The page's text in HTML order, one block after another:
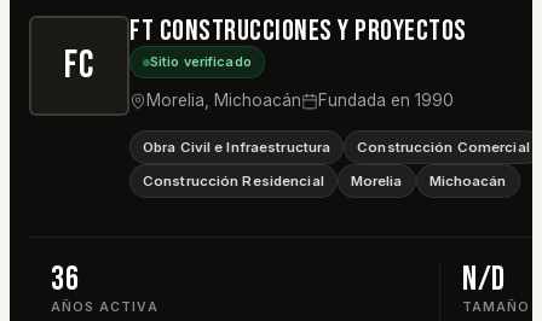
FC
FT Construcciones y Proyectos
Sitio verificado
Morelia Michoacán Fundada en 1990
Obra Civil e Infraestructura
Construcción Comercial
Construcción Residencial
Morelia Michoacán
36
AÑOS ACTIVA
n/d
TAMAÑO